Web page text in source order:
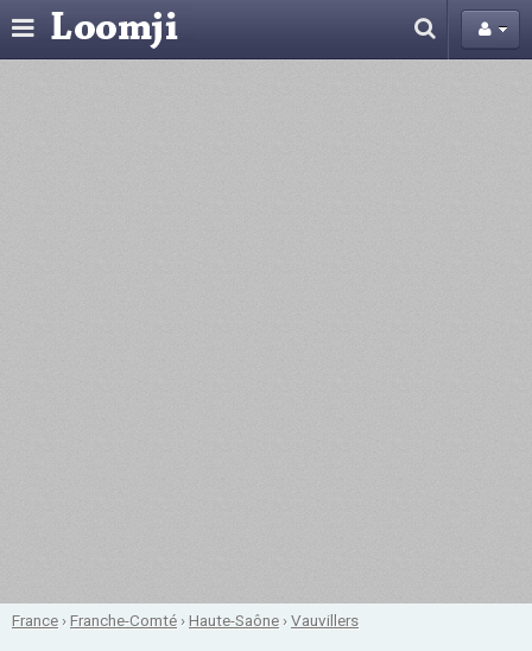
France ›Franche-Comté ›Haute-Saône ›Vauvillers